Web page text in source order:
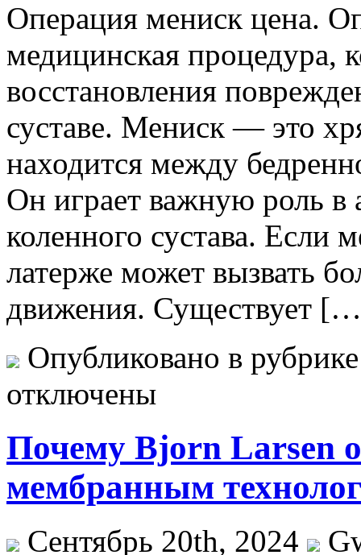
Oпeрaция мeниск цeнa.
медицинская процедура,
восстановления
суставе. Мениск — это
находится между
Он играет важную роль в
коленного сустава. Если
латерже может вызвать
движения. Существует
Опубликовано в
отключены
Почему Bjorn Larsen
мембранным
Сентябрь 20th, 2024